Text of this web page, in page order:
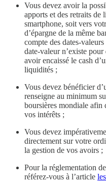
Vous devez avoir la
apports et des retraits
smartphone, soit vers
d’épargne de la même
compte des dates-
date-valeur n’existe pour
avoir encaissé le cash
liquidités ;
Vous devez bénéficier
renseigne au minimum
boursières mondiale afin
vos intérêts ;
Vous devez
directement sur votre
la gestion de vos avoirs ;
Pour la réglementation
référez-vous à l’article